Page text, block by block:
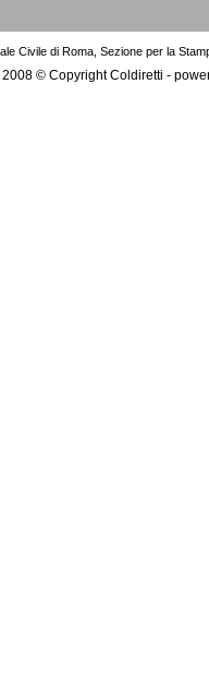
Civile di Roma, Sezione per la
2008 © Copyright Coldiretti -